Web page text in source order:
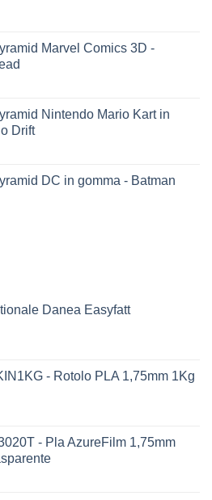
Marvel Comics 3D -
Nintendo Mario Kart in
Drift
DC in gomma - Batman
Danea Easyfatt
- Rotolo PLA 1,75mm 1Kg
- Pla AzureFilm 1,75mm